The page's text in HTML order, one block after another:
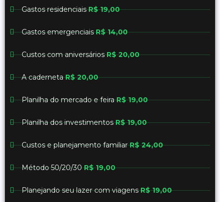
Gastos residenciaisR$ 19,00
Gastos emergenciaisR$ 14,00
Custos com aniversáriosR$ 20,00
A cadernetaR$ 20,00
Planilha do mercado e feiraR$ 19,00
Planilha dos investimentosR$ 19,00
Custos e planejamento familiarR$ 24,00
Método 50/20/30R$ 19,00
Planejando seu lazer com viagensR$ 19,00